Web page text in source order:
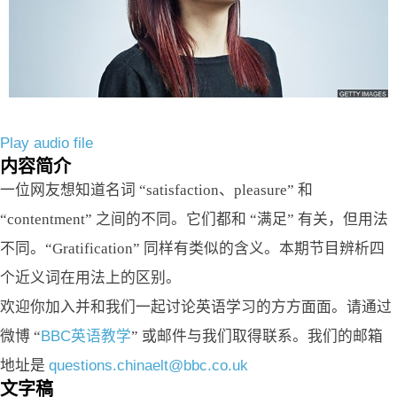
Play audio file
内容简介
一位网友想知道名词 “satisfaction、pleasure” 和
“contentment” 之间的不同。它们都和 “满足” 有关，但用法
不同。“Gratification” 同样有类似的含义。本期节目辨析四
个近义词在用法上的区别。
欢迎你加入并和我们一起讨论英语学习的方方面面。请通过
微博 “BBC英语教学” 或邮件与我们取得联系。我们的邮箱
地址是 questions.chinaelt@bbc.co.uk
文字稿